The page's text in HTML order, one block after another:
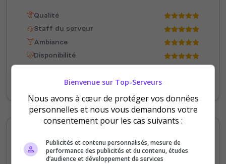
Qualité
Staff du serveur
Ambiance
Disponibilité
Serveur Francophone par excellence !
5/5
il y a 2 ans
Bienvenue sur Top-Serveurs
Nous avons à cœur de protéger vos données
personnelles et nous vous demandons votre
consentement pour les cas suivants :
Publicités et contenu personnalisés, mesure de
performance des publicités et du contenu, études
d’audience et développement de services